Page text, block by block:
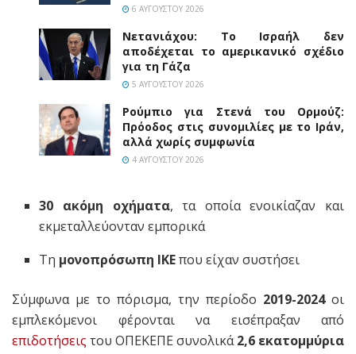
6 ΑΥΓΟΎΣΤΟΥ 2026
Νετανιάχου: Το Ισραήλ δεν
αποδέχεται το αμερικανικό σχέδιο
για τη Γάζα
5 ΑΥΓΟΎΣΤΟΥ 2026
Ρούμπιο για Στενά του Ορμούζ:
Πρόοδος στις συνομιλίες με το Ιράν,
αλλά χωρίς συμφωνία
4 ΑΥΓΟΎΣΤΟΥ 2026
30 ακόμη οχήματα, τα οποία ενοικίαζαν και
εκμεταλλεύονταν εμπορικά
Τη μονοπρόσωπη ΙΚΕπου είχαν συστήσει
Σύμφωνα με το πόρισμα, την περίοδο 2019-2024οι
εμπλεκόμενοι φέρονται να εισέπραξαν από
επιδοτήσεις του ΟΠΕΚΕΠΕ συνολικά2,6 εκατομμύρια